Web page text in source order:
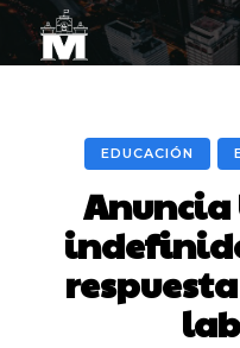
EDUCACIÓN
Anuncia